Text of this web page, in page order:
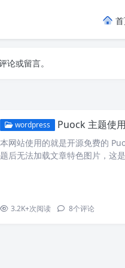
论或留言。
论或留言。
wordpress Puock 主题使
本网站使用的就是开源免费的
题后无法加载文章特色图片，这
3.2K+次阅读 8个评论